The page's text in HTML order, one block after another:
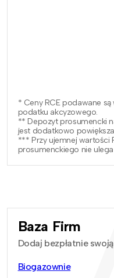
* Ceny RCE podawane są
podatku akcyzowego.
** Depozyt prosumencki
jest dodatkowo
*** Przy ujemnej wartości
prosumenckiego nie
Baza Firm
Dodaj bezpłatnie
Biogazownie